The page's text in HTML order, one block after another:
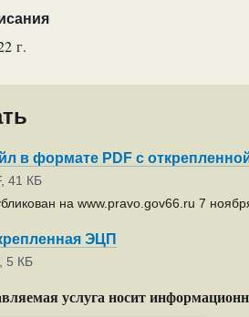
г.
в формате PDF с
41 КБ
на www.pravo.gov66.ru 7
ЭЦП
5 КБ
услуга носит